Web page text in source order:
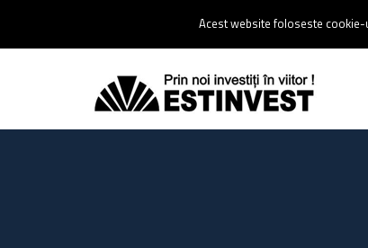
0237 238 900 |Email :
Acest website foloseste